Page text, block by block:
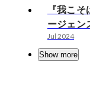
『我こ
ージェン
Jul 2024
Show more